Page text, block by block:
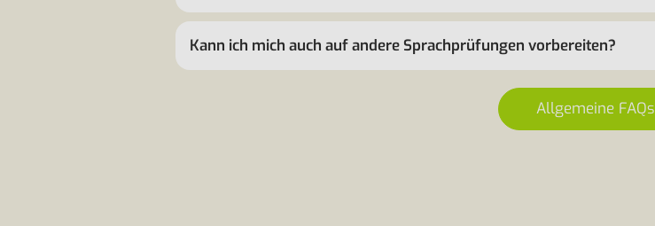
Kann ich mich auch auf andere Sprachprüfungen vorbereiten?
Allgemeine FAQs